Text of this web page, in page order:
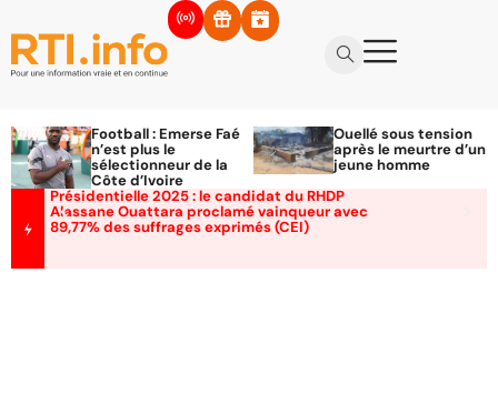
Football : Emerse Faé
n’est plus le
sélectionneur de la
Côte d’Ivoire
Ouellé sous tension
après le meurtre d’un
jeune homme
Présidentielle 2025 : le candidat du RHDP
Alassane Ouattara proclamé vainqueur avec
89,77% des suffrages exprimés (CEI)